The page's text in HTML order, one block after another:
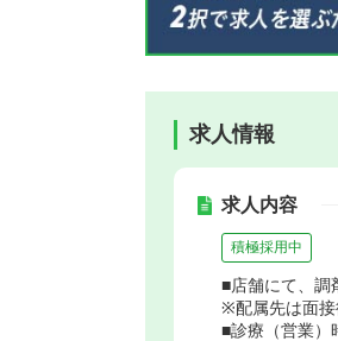
求人情報
求人内容
積極採用中
■店舗にて、調
※配属先は面接
■診療（営業